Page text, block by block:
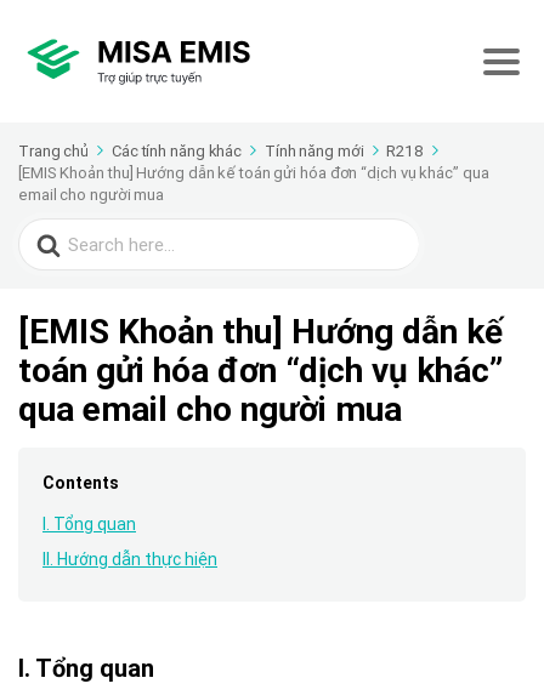
Trang chủ Các tính năng khác Tính năng mới
R218
[EMIS Khoản thu] Hướng dẫn kế toán gửi hóa đơn “dịch vụ khác” qua
email cho người mua
Search
for:
[EMIS Khoản thu] Hướng dẫn kế
toán gửi hóa đơn “dịch vụ khác”
qua email cho người mua
Contents
I. Tổng quan
II. Hướng dẫn thực hiện
I. Tổng quan